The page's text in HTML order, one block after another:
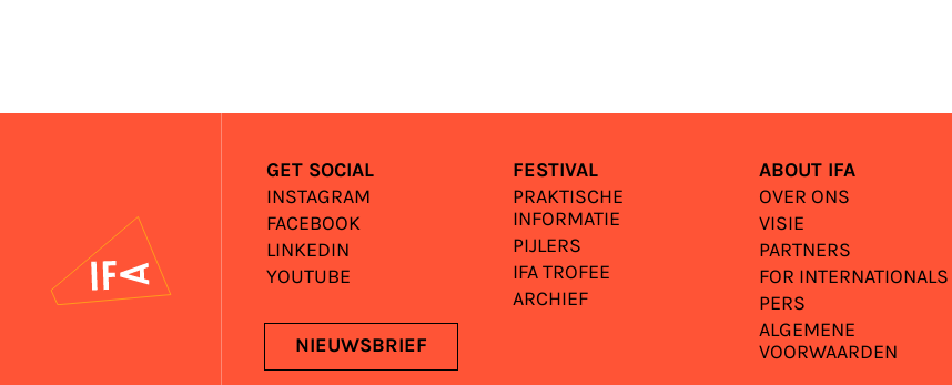
GET SOCIAL
INSTAGRAM
FACEBOOK
LINKEDIN
YOUTUBE
NIEUWSBRIEF
FESTIVAL
PRAKTISCHE
INFORMATIE
PIJLERS
IFA TROFEE
ARCHIEF
ABOUT IFA
OVER ONS
VISIE
PARTNERS
FOR INTERNATIONALS
PERS
ALGEMENE
VOORWAARDEN